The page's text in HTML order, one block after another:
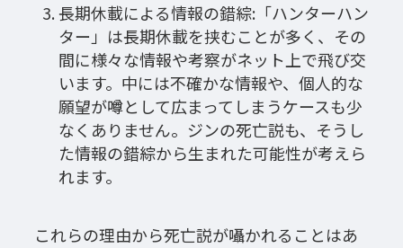
長期休載による情報の錯綜:「ハンターハン
ター」は長期休載を挟むことが多く、その
間に様々な情報や考察がネット上で飛び交
います。中には不確かな情報や、個人的な
願望が噂として広まってしまうケースも少
なくありません。ジンの死亡説も、そうし
た情報の錯綜から生まれた可能性が考えら
れます。
これらの理由から死亡説が囁かれることはあ